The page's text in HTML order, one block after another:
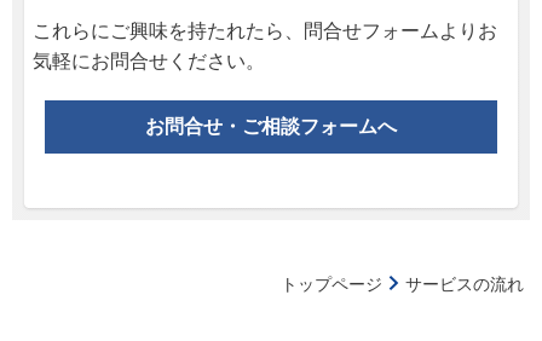
これらにご興味を持たれたら、問合せフォームよりお
気軽にお問合せください。
お問合せ・ご相談フォームへ
トップページ サービスの流れ